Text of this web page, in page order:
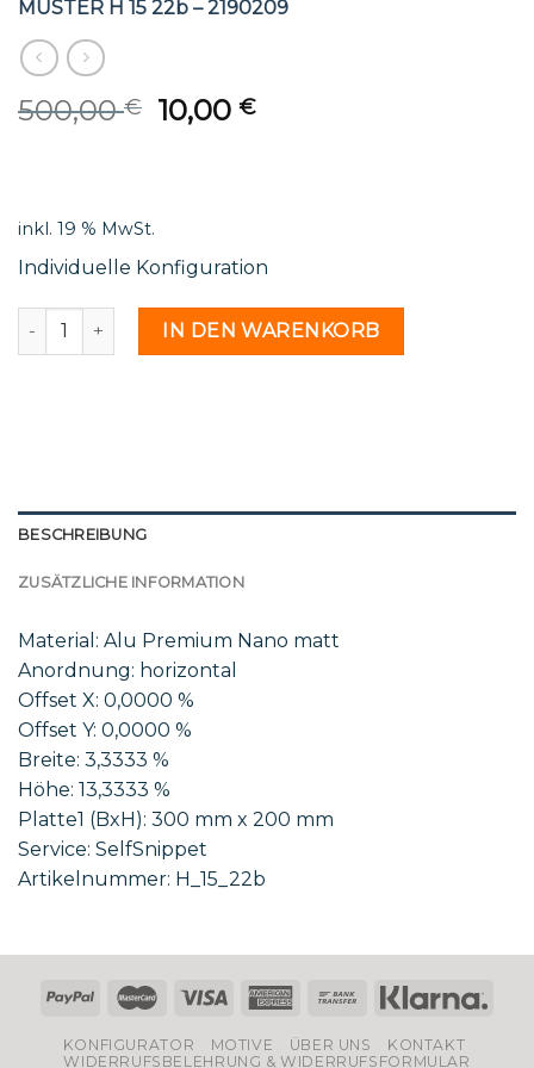
MUSTER H 15 22b – 2190209
500,00€
Original
10,00€Current
inkl. 19 % MwSt.
Individuelle Konfiguration
MUSTER H 15 22b - 2190209 Menge
IN DEN WARENKORB
BESCHREIBUNG
ZUSÄTZLICHE INFORMATION
Material: Alu Premium Nano matt
Anordnung: horizontal
Offset X: 0,0000 %
Offset Y: 0,0000 %
Breite: 3,3333 %
Höhe: 13,3333 %
Platte1 (BxH): 300 mm x 200 mm
Service: SelfSnippet
Artikelnummer: H_15_22b
KONFIGURATOR MOTIVE ÜBER UNS
KONTAKT
WIDERRUFSBELEHRUNG & WIDERRUFSFORMULAR